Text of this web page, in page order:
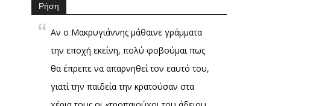
Ρήση
Αν ο Μακρυγιάννης μάθαινε γράμματα
την εποχή εκείνη, πολύ φοβούμαι πως
θα έπρεπε να απαρνηθεί τον εαυτό του,
γιατί την παιδεία την κρατούσαν στα